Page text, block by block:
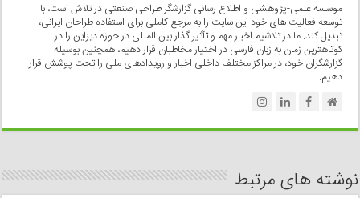
موسسه علمی-پژوهشی و اطلاع رسانی گزارشگر طراحی صنعتی در تلاش است، با
توسعه فعالیت های خود این سایت را به مرجع کاملی برای استفاده طراحان ایرانی،
تبدیل کند. ما در تلاشیم اخبار مهم و تأثیر گذار بین المللی در حوزه دیزاین را در
کوتاهترین زمان به زبان فارسی در اختیار مخاطبان قرار دهیم، همچنین بوسیله
گزارشگران خود، در مراکز مختلف داخلی اخبار و رویدادهای ملی را تحت پوشش قرار
دهیم.
نوشته های مرتبط